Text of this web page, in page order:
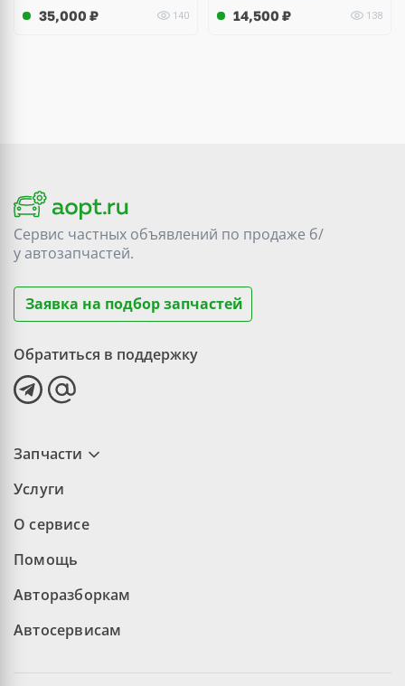
35,000 ₽ 140 14,500 ₽ 138
Сервис частных объявлений по продаже б/
уавтозапчастей.
Заявка на подбор запчастей
Обратиться в поддержку
Запчасти
Услуги
О сервисе
Помощь
Авторазборкам
Автосервисам